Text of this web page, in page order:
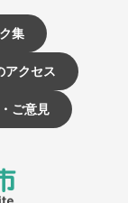
集
アクセス
ご意見